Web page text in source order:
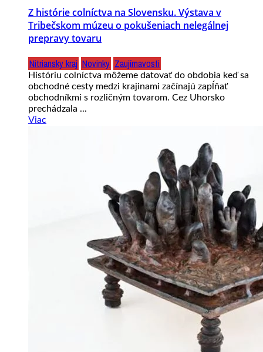
Z histórie colníctva na Slovensku. Výstava v
Tribečskom múzeu o pokušeniach nelegálnej
prepravy tovaru
Nitriansky kraj Novinky Zaujímavosti
Históriu colníctva môžeme datovať do obdobia keď sa
obchodné cesty medzi krajinami začínajú zapĺňať
obchodníkmi s rozličným tovarom. Cez Uhorsko
prechádzala ...
Viac